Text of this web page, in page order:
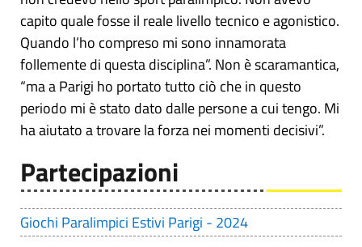
capito quale fosse il reale livello tecnico e agonistico.
Quando l’ho compreso mi sono innamorata
follemente di questa disciplina”. Non è scaramantica,
“ma a Parigi ho portato tutto ciò che in questo
periodo mi è stato dato dalle persone a cui tengo. Mi
ha aiutato a trovare la forza nei momenti decisivi”.
Partecipazioni
Giochi Paralimpici Estivi Parigi - 2024